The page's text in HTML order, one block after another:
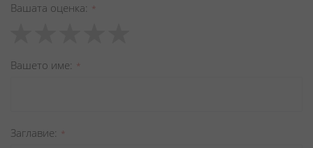
Вашата оценка
star
stars
stars
stars
stars
Вашето име
Заглавиe